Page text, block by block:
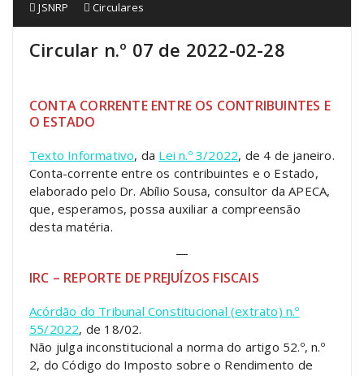
JSNRP Circulares
Circular n.º 07 de 2022-02-28
CONTA CORRENTE ENTRE OS CONTRIBUINTES E
O ESTADO
Texto Informativo, da Lei n.º 3/2022, de 4 de janeiro.
Conta-corrente entre os contribuintes e o Estado,
elaborado pelo Dr. Abílio Sousa, consultor da APECA,
que, esperamos, possa auxiliar a compreensão
desta matéria.
—
IRC – REPORTE DE PREJUÍZOS FISCAIS
Acórdão do Tribunal Constitucional (extrato) n.º
55/2022, de 18/02.
Não julga inconstitucional a norma do artigo 52.º, n.º
2, do Código do Imposto sobre o Rendimento de